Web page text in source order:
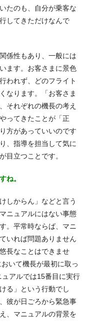
たのも、自分が乗客な
してきただけなんで
係性もあり、一般には
ます。お客さまに景色
われず、どのフライト
なります。「お客さま
それぞれの機長の考え
ってきたことが「正
方があっていいのです
、指導を担当して気に
目立つことです。
ね。
しからん」などと言う
ニュアルにはない事態
。平常時ならば、マニ
いれば問題ありません
長なことはできませ
いて機長が最初に取っ
アルでは15番目に実行
る」という行動でし
彼が日ごろから緊急事
、マニュアルの背景を